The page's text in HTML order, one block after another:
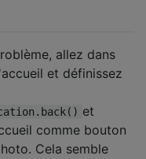
allez dans
et définissez
et
comme bouton
Cela semble